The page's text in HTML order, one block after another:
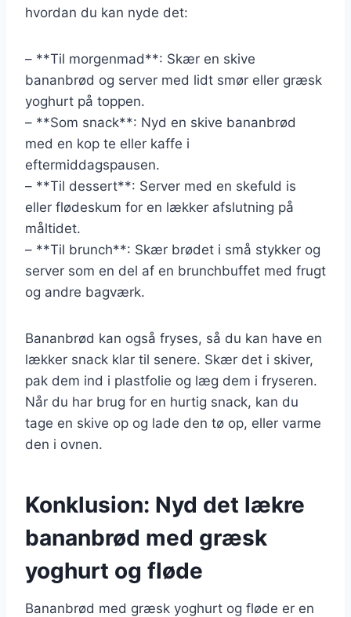
hvordan du kan nyde det:
– **Til morgenmad**: Skær en skive
bananbrød og server med lidt smør eller græsk
yoghurt på toppen.
– **Som snack**: Nyd en skive bananbrød
med en kop te eller kaffe i
eftermiddagspausen.
– **Til dessert**: Server med en skefuld is
eller flødeskum for en lækker afslutning på
måltidet.
– **Til brunch**: Skær brødet i små stykker og
server som en del af en brunchbuffet med frugt
og andre bagværk.
Bananbrød kan også fryses, så du kan have en
lækker snack klar til senere. Skær det i skiver,
pak dem ind i plastfolie og læg dem i fryseren.
Når du har brug for en hurtig snack, kan du
tage en skive op og lade den tø op, eller varme
den i ovnen.
Konklusion: Nyd det lækre
bananbrød med græsk
yoghurt og fløde
Bananbrød med græsk yoghurt og fløde er en